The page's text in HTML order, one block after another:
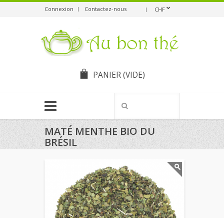
Connexion CHF
Contactez-nous
PANIER(VIDE)
MATÉ MENTHE BIO DU
BRÉSIL